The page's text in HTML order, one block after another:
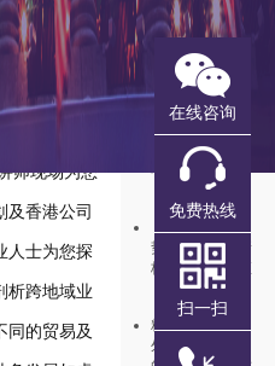
市场机遇
并善用资
办「跨境企
师现场为您
及香港公司
人士为您探
析跨地域业
同的贸易及
势下，香港公司
如何开拓新机
遇》专题讲座
【重要提醒】4
报税表！注意查
收
势，境外投资新
格局》重磅讲座
精彩回顾│《境
外投资人--必学
在线咨询
免费热线
扫一扫